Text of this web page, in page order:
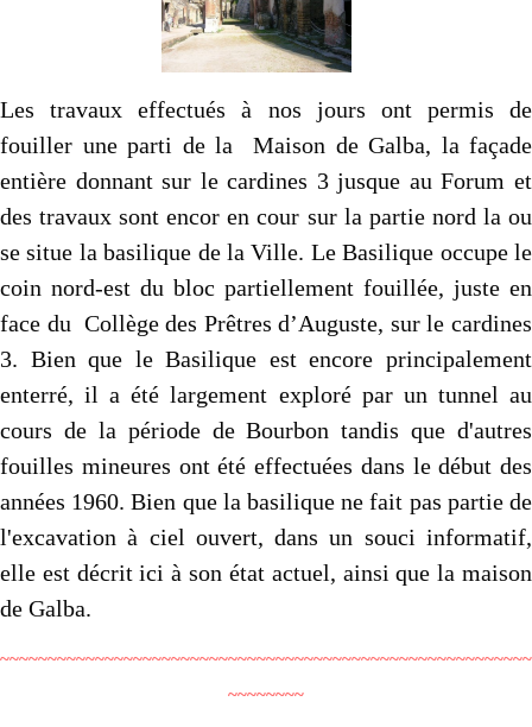
Les travaux effectués à nos jours ont permis de
fouiller une parti de la Maison de Galba, la façade
entière donnant sur le cardines 3 jusque au Forum et
des travaux sont encor en cour sur la partie nord la ou
se situe la basilique de la Ville. Le Basilique occupe le
coin nord-est du bloc partiellement fouillée, juste en
face du Collège des Prêtres d’Auguste, sur le cardines
3. Bien que le Basilique est encore principalement
enterré, il a été largement exploré par un tunnel au
cours de la période de Bourbon tandis que d'autres
fouilles mineures ont été effectuées dans le début des
années 1960. Bien que la basilique ne fait pas partie de
l'excavation à ciel ouvert, dans un souci informatif,
elle est décrit ici à son état actuel, ainsi que la maison
de Galba.
~~~~~~~~~~~~~~~~~~~~~~~~~~~~~~~~~~~~~~~~~~~~~~~~~~~~~~~~
~~~~~~~~